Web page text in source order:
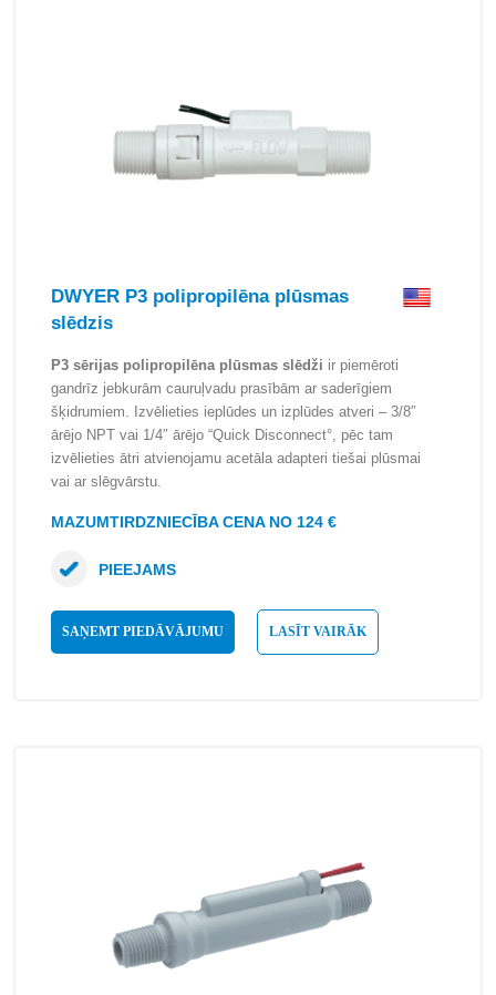
DWYER P3 polipropilēna plūsmas
slēdzis
P3 sērijas polipropilēna plūsmas slēdži ir piemēroti
gandrīz jebkurām cauruļvadu prasībām ar saderīgiem
šķidrumiem. Izvēlieties ieplūdes un izplūdes atveri – 3/8″
ārējo NPT vai 1/4″ ārējo “Quick Disconnect°, pēc tam
izvēlieties ātri atvienojamu acetāla adapteri tiešai plūsmai
vai ar slēgvārstu.
MAZUMTIRDZNIECĪBA CENA NO 124 €
SAŅEMT PIEDĀVĀJUMU LASĪT VAIRĀK
PIEEJAMS